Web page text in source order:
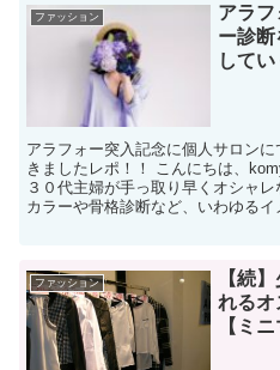
ファッション
アラフ
ー診
してい
アラフォー突入記念に個人サロン
きましたレポ！！ こんにちは、
３０代主婦が手っ取り早くオシャ
カラーや骨格診断など、いわゆるイ
ファッション
【続
れるオ
【ミ